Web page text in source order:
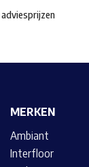
MERKEN
Ambiant
Interfloor